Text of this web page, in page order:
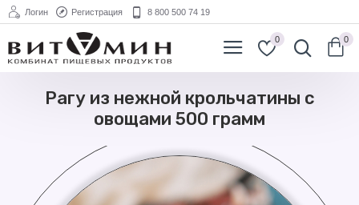
Логин Регистрация 8 800 500 74 19
0 0
Рагу из нежной крольчатины с
овощами 500 грамм